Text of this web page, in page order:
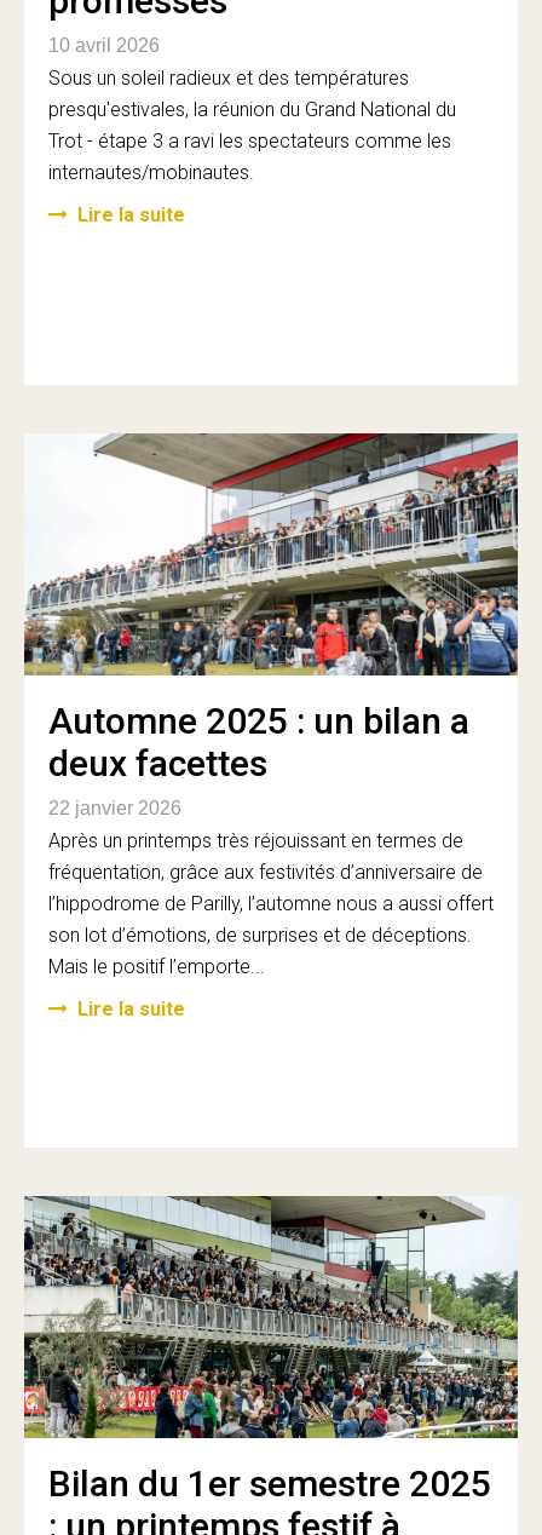
10 avril 2026
Sous un soleil radieux et des températures
presqu'estivales, la réunion du Grand National du
Trot - étape 3 a ravi les spectateurs comme les
internautes/mobinautes.
Lire la suite
Automne 2025 : un bilan a
deux facettes
22 janvier 2026
Après un printemps très réjouissant en termes de
fréquentation, grâce aux festivités d’anniversaire de
l’hippodrome de Parilly, l’automne nous a aussi offert
son lot d’émotions, de surprises et de déceptions.
Mais le positif l’emporte...
Lire la suite
Bilan du 1er semestre 2025
: un printemps festif à